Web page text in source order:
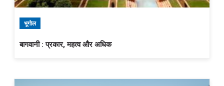
भूगोल
बागवानी : प्रकार, महत्व और अधिक